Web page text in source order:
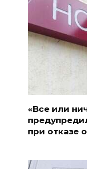
«Все или
при отказе